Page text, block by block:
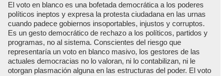
El voto en blanco es una bofetada democrática a los poderes
políticos ineptos y expresa la protesta ciudadana en las urnas
cuando padece gobiernos insoportables, injustos y corruptos.
Es un gesto democrático de rechazo a los políticos, partidos y
programas, no al sistema. Conscientes del riesgo que
representaría un voto en blanco masivo, los gestores de las
actuales democracias no lo valoran, ni lo contabilizan, ni le
otorgan plasmación alguna en las estructuras del poder. El voto